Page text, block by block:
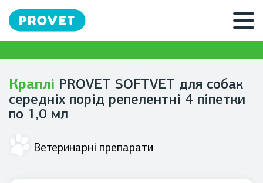
Краплі PROVET SOFTVET для собак
середніх порід репелентні 4 піпетки
по 1,0 мл
Ветеринарні препарати